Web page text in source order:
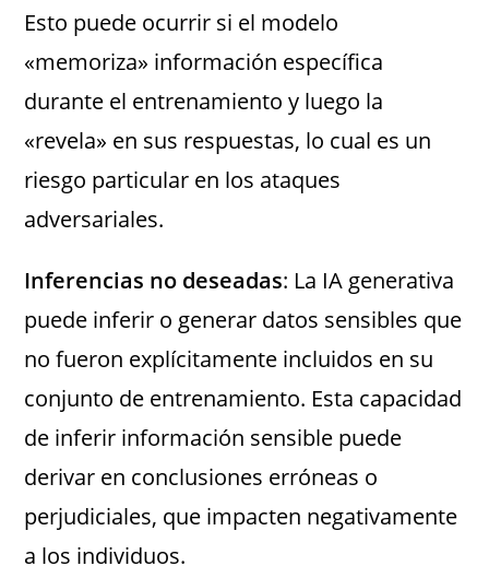
Esto puede ocurrir si el modelo
«memoriza» información específica
durante el entrenamiento y luego la
«revela» en sus respuestas, lo cual es un
riesgo particular en los ataques
adversariales.
Inferencias no deseadas: La IA generativa
puede inferir o generar datos sensibles que
no fueron explícitamente incluidos en su
conjunto de entrenamiento. Esta capacidad
de inferir información sensible puede
derivar en conclusiones erróneas o
perjudiciales, que impacten negativamente
a los individuos.